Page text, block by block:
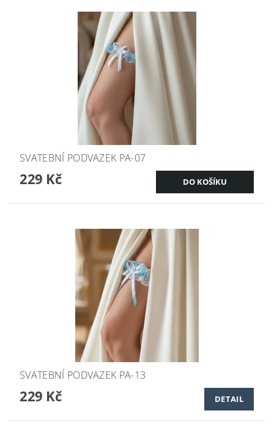
SVATEBNÍ PODVAZEK PA-07
229 Kč
SVATEBNÍ PODVAZEK PA-13
229 Kč DETAIL